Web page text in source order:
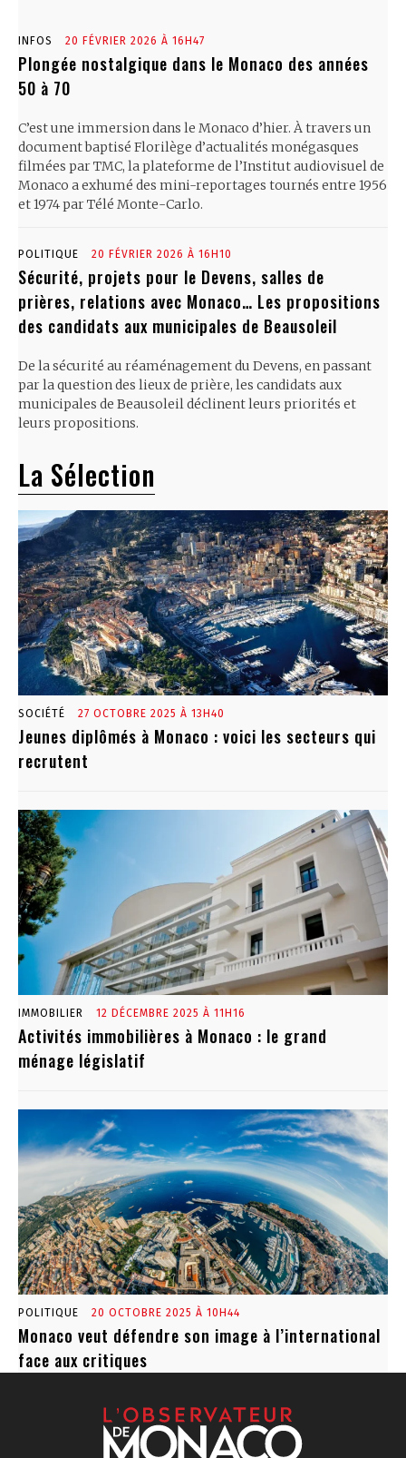
INFOS 20 FÉVRIER 2026 À 16H47
Plongée nostalgique dans le Monaco des années
50 à 70
C’est une immersion dans le Monaco d’hier. À travers un
document baptisé Florilège d’actualités monégasques
filmées par TMC, la plateforme de l’Institut audiovisuel de
Monaco a exhumé des mini-reportages tournés entre 1956
et 1974 par Télé Monte-Carlo.
POLITIQUE 20 FÉVRIER 2026 À 16H10
Sécurité, projets pour le Devens, salles de
prières, relations avec Monaco… Les propositions
des candidats aux municipales de Beausoleil
De la sécurité au réaménagement du Devens, en passant
par la question des lieux de prière, les candidats aux
municipales de Beausoleil déclinent leurs priorités et
leurs propositions.
La Sélection
SOCIÉTÉ 27 OCTOBRE 2025 À 13H40
Jeunes diplômés à Monaco : voici les secteurs qui
recrutent
IMMOBILIER 12 DÉCEMBRE 2025 À 11H16
Activités immobilières à Monaco : le grand
ménage législatif
POLITIQUE 20 OCTOBRE 2025 À 10H44
Monaco veut défendre son image à l’international
face aux critiques